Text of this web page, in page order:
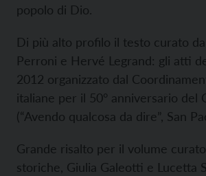
popolo di Dio.
Di più alto profilo il testo curato
Perroni e Hervé Legrand: gli atti
2012 organizzato dal
italiane per il 50° anniversario del
(“Avendo qualcosa da dire”, San
Grande risalto per il volume
storiche, Giulia Galeotti e Lucetta